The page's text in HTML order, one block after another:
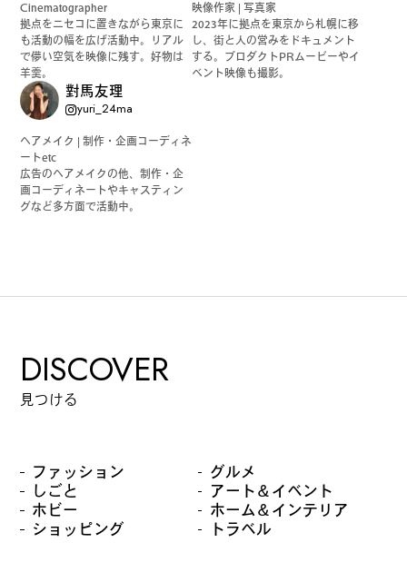
Cinematographer
拠点をニセコに置きながら東京に
も活動の幅を広げ活動中。リアル
で儚い空気を映像に残す。好物は
羊羹。
映像作家 | 写真家
2023年に拠点を東京から札幌に移
し、街と人の営みをドキュメント
する。プロダクトPRムービーやイ
ベント映像も撮影。
對馬友理
yuri_24ma
ヘアメイク | 制作・企画コーディネ
ートetc
広告のヘアメイクの他、制作・企
画コーディネートやキャスティン
グなど多方面で活動中。
DISCOVER
見つける
ファッション
グルメ
しごと
アート＆イベント
ホビー
ホーム＆インテリア
ショッピング
トラベル